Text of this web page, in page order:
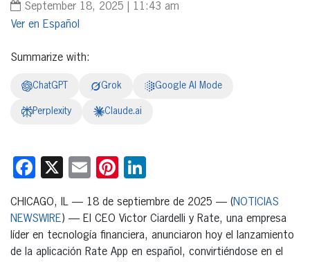
September 18, 2025 | 11:43 am
Español
Summarize with:
ChatGPT Grok Google AI Mode
Perplexity Claude.ai
Facebook
X EmailPinterest
CHICAGO, IL — 18 de septiembre de 2025 — (NOTICIAS
NEWSWIRE) — El CEO Victor Ciardelli y Rate, una empresa
líder en tecnología financiera, anunciaron hoy el lanzamiento
de la aplicación Rate App en español, convirtiéndose en el